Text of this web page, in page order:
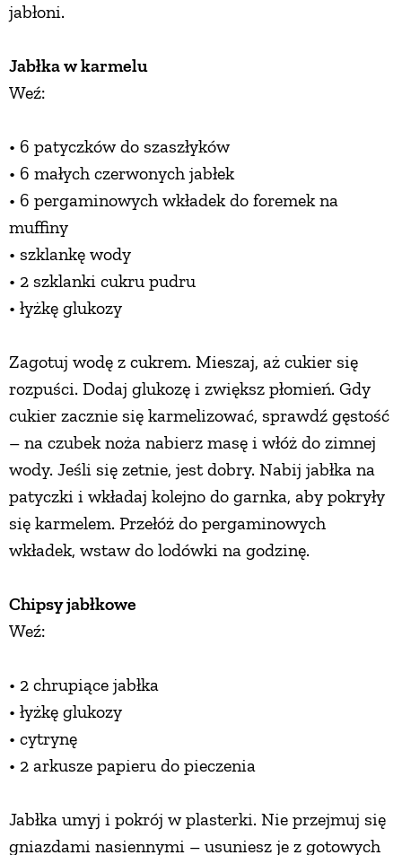
jabłoni.
Jabłka w karmelu
Weź:
• 6 patyczków do szaszłyków
• 6 małych czerwonych jabłek
• 6 pergaminowych wkładek do foremek na
muffiny
• szklankę wody
• 2 szklanki cukru pudru
• łyżkę glukozy
Zagotuj wodę z cukrem. Mieszaj, aż cukier się
rozpuści. Dodaj glukozę i zwiększ płomień. Gdy
cukier zacznie się karmelizować, sprawdź gęstość
– na czubek noża nabierz masę i włóż do zimnej
wody. Jeśli się zetnie, jest dobry. Nabij jabłka na
patyczki i wkładaj kolejno do garnka, aby pokryły
się karmelem. Przełóż do pergaminowych
wkładek, wstaw do lodówki na godzinę.
Chipsy jabłkowe
Weź:
• 2 chrupiące jabłka
• łyżkę glukozy
• cytrynę
• 2 arkusze papieru do pieczenia
Jabłka umyj i pokrój w plasterki. Nie przejmuj się
gniazdami nasiennymi – usuniesz je z gotowych